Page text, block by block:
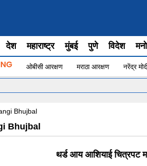
देश महाराष्ट्र मुंबई पुणे विदेश
ओबीसी आरक्षण मराठा आरक्षण नरेंद्र
Bhujbal
Bhujbal
थर्ड आय आशियाई चित्रपट